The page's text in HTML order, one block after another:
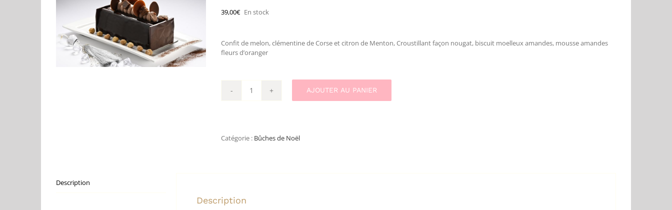
39,00€ En stock
Confit de melon, clémentine de Corse et citron de Menton, Croustillant façon nougat, biscuit moelleux amandes, mousse amandes
fleurs d’oranger
quantité
AJOUTER AU PANIER
Catégorie : Bûches de Noël
Description
Description